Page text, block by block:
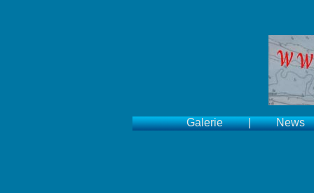
Galerie|News